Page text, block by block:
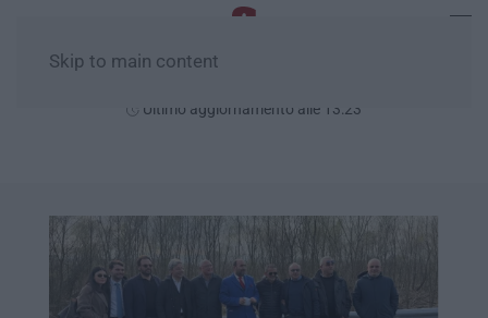
Skip to main content
Ultimo aggiornamento alle 13:23